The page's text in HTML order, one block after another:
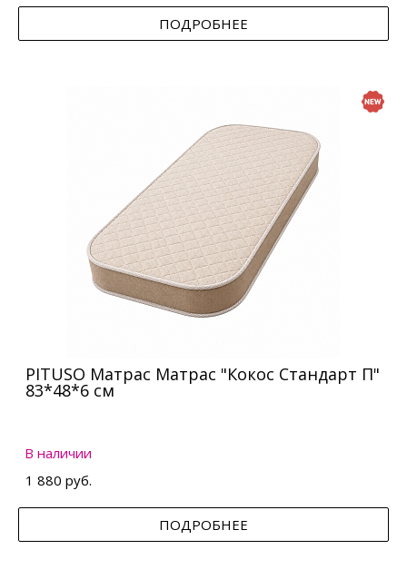
ПОДРОБНЕЕ
PITUSO Матрас Матрас "Кокос Стандарт П"
83*48*6 см
В наличии
1 880 руб.
ПОДРОБНЕЕ